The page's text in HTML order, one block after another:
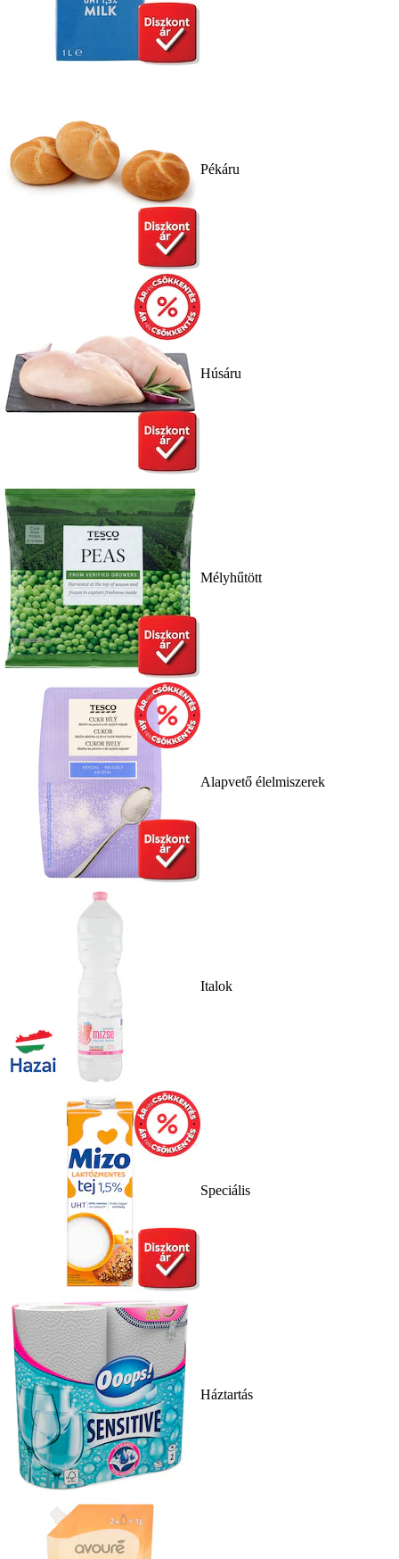
Pékáru
Húsáru
Mélyhűtött
Alapvető élelmiszerek
Italok
Speciális
Háztartás